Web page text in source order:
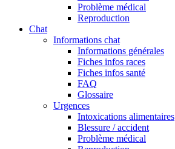
Problème médical
Reproduction
Chat
Informations chat
Informations générales
Fiches infos races
Fiches infos santé
FAQ
Glossaire
Urgences
Intoxications alimentaires
Blessure / accident
Problème médical